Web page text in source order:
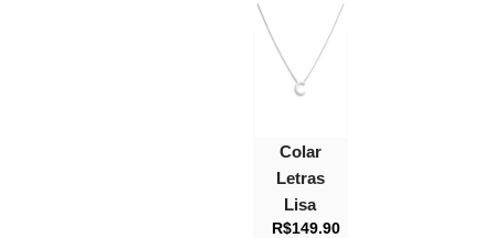
Colar
Letras
Lisa
R$149.90